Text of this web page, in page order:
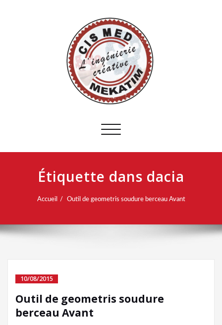
Afficher/masquer
navigation
Étiquette dans dacia
Accueil Outil de geometris soudure berceau Avant
10/08/2015
Outil de geometris soudure
berceau Avant